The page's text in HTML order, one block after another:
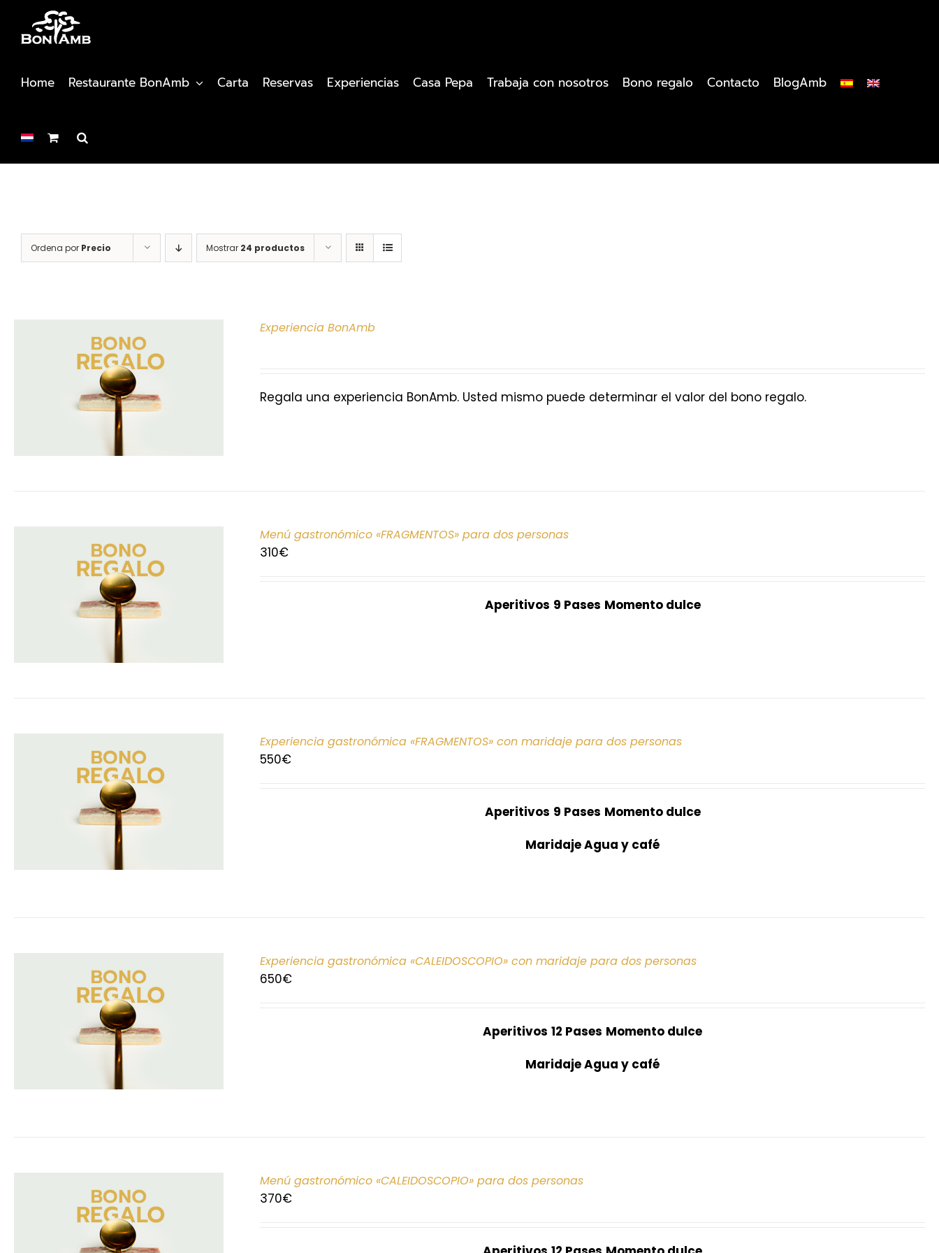
contenido
Home Restaurante BonAmb Carta Reservas Experiencias Casa Pepa Trabaja con nosotros Bono regalo Contacto BlogAmb
Ordena por Precio Mostrar 24 productos
Experiencia BonAmb
Regala una experiencia BonAmb. Usted mismo puede determinar el valor del bono regalo.
Menú gastronómico «FRAGMENTOS» para dos personas
310€
Aperitivos 9 Pases Momento dulce
Experiencia gastronómica «FRAGMENTOS» con maridaje para dos personas
550€
Aperitivos 9 Pases Momento dulce
Maridaje Agua y café
Experiencia gastronómica «CALEIDOSCOPIO» con maridaje para dos personas
650€
Aperitivos 12 Pases Momento dulce
Maridaje Agua y café
Menú gastronómico «CALEIDOSCOPIO» para dos personas
370€